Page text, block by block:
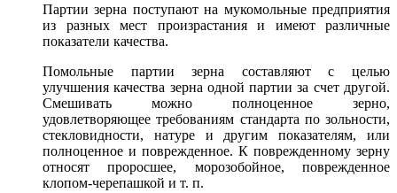
Партии зерна поступают на мукомольные предприятия
из разных мест произрастания и имеют различные
показатели качества.
Помольные партии зерна составляют с целью
улучшения качества зерна одной партии за счет другой.
Смешивать можно полноценное зерно,
удовлетворяющее требованиям стандарта по зольности,
стекловидности, натуре и другим показателям, или
полноценное и поврежденное. К поврежденному зерну
относят проросшее, морозобойное, поврежденное
клопом-черепашкой и т. п.